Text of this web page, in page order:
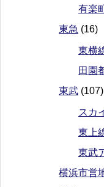
有楽
東急 (16)
東横
田園
東武 (107)
スカ
東上
東武
横浜市営